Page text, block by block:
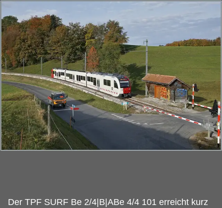
Der TPF SURF Be 2/4|B|ABe 4/4 101 erreicht kurz